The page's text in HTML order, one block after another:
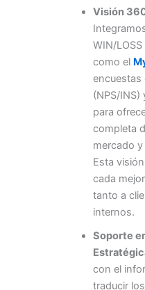
Visión
WIN/
como el
encuestas
(NPS/INS)
para
completa
mercado
Esta
cada
tanto a
internos.
Soporte
con el
traducir